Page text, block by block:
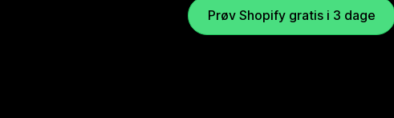
Prøv Shopify gratis i 3 dage